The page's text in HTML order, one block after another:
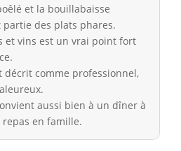
et la bouillabaisse
des plats phares.
et vins est un vrai point fort
décrit comme professionnel,
aussi bien à un dîner à
repas en famille.